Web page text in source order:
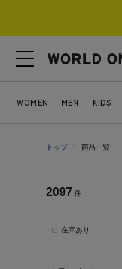
WOMEN MEN KIDS
トップ 商品一覧
2097 件
在庫あり